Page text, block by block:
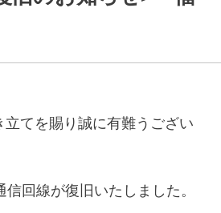
てを賜り誠に有難うござい
回線が復旧いたしました。